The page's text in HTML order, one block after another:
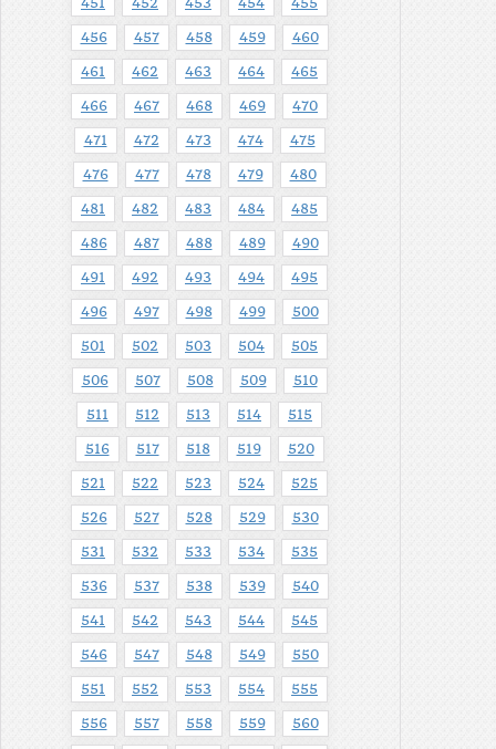
451 452 453 454 455
456 457 458 459 460
461 462 463 464 465
466 467 468 469 470
471 472 473 474 475
476 477 478 479 480
481 482 483 484 485
486 487 488 489 490
491 492 493 494 495
496 497 498 499 500
501 502 503 504 505
506 507 508 509 510
511 512 513 514 515
516 517 518 519 520
521 522 523 524 525
526 527 528 529 530
531 532 533 534 535
536 537 538 539 540
541 542 543 544 545
546 547 548 549 550
551 552 553 554 555
556 557 558 559 560